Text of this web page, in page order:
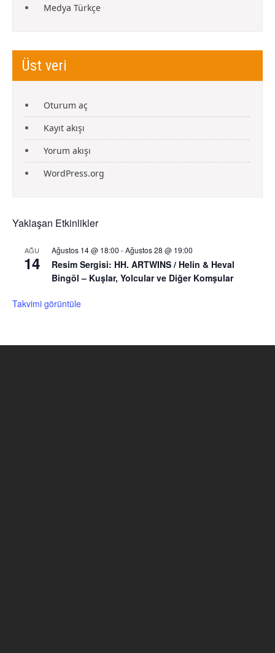
Medya Türkçe
Üst veri
Oturum aç
Kayıt akışı
Yorum akışı
WordPress.org
Yaklaşan Etkinlikler
AĞU
14
Ağustos 14 @ 18:00 -Ağustos 28 @ 19:00
Resim Sergisi: HH. ARTWINS / Helin & Heval
Bingöl – Kuşlar, Yolcular ve Diğer Komşular
Takvimi görüntüle